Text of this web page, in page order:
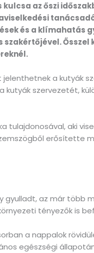
az őszi
és a klímahatás
Ősszel
a kutyák
szervezetét,
tulajdonosával, aki
erősítette
gyulladt, az már több
tényezők is
a nappalok
egészségi